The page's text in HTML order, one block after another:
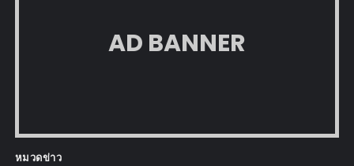
AD BANNER
หมวดข่าว